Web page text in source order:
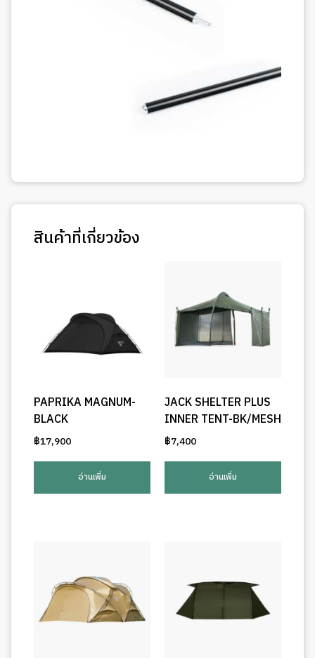
สินค้าที่เกี่ยวข้อง
PAPRIKA MAGNUM-
BLACK
฿17,900
อ่านเพิ่ม
JACK SHELTER PLUS
INNER TENT-BK/MESH
฿7,400
อ่านเพิ่ม